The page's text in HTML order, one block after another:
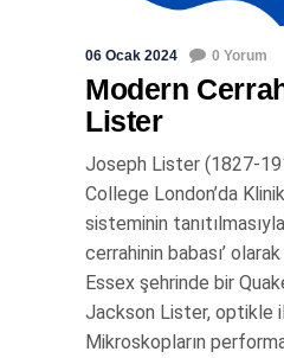
06 Ocak 2024 0 Yorum
Modern
Lister
Joseph Lister (1827-
College London’da
sisteminin
cerrahinin babası’
Essex şehrinde bir
Jackson Lister, optikle
Mikroskopların